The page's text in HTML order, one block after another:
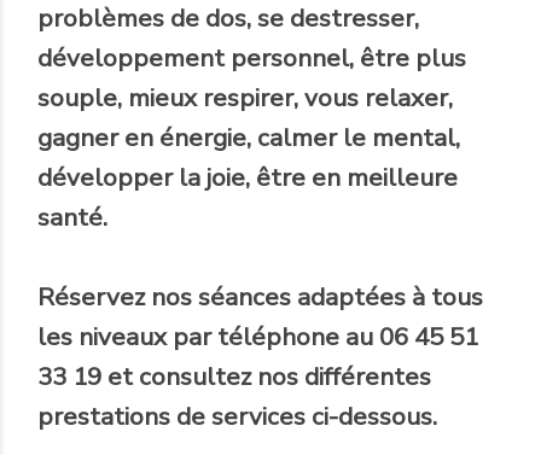
problèmes de dos, se destresser,
développement personnel, être plus
souple, mieux respirer, vous relaxer,
gagner en énergie, calmer le mental,
développer la joie, être en meilleure
santé.
Réservez nos séances adaptées à tous
les niveaux par téléphone au 06 45 51
33 19 et consultez nos différentes
prestations de services ci-dessous.